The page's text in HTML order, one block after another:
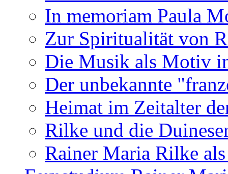
In memoriam Paula
Zur Spiritualität von
Die Musik als Motiv
Der unbekannte
Heimat im Zeitalter
Rilke und die
Rainer Maria Rilke